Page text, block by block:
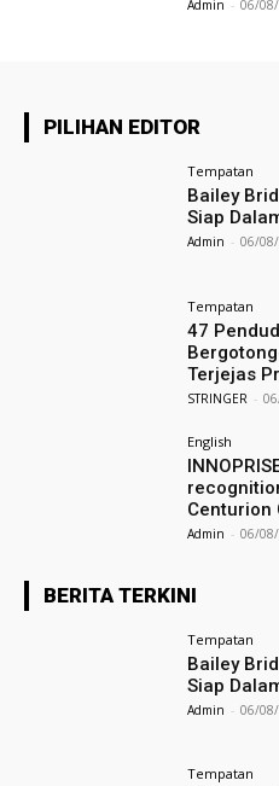
Admin - 06/
PILIHAN EDITOR
Tempatan
Bailey
Siap
Admin - 06/
Tempatan
47
Terjejas
STRINGER -
English
Centurion
Admin - 06/
BERITA TERKINI
Tempatan
Bailey
Siap
Admin - 06/
Tempatan